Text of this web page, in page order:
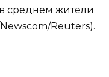
в среднем жители
Reuters).